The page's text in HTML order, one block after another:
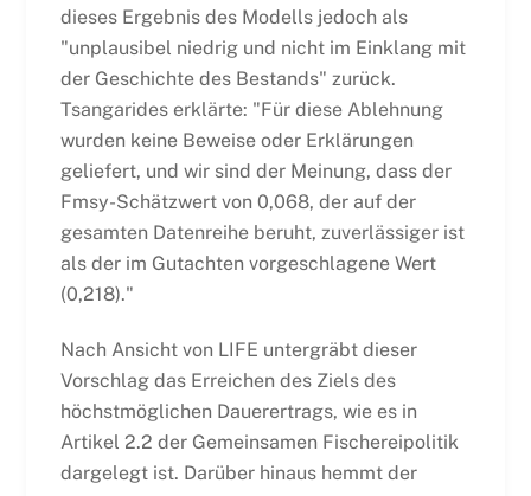
dieses Ergebnis des Modells jedoch als
"unplausibel niedrig und nicht im Einklang mit
der Geschichte des Bestands" zurück.
Tsangarides erklärte: "Für diese Ablehnung
wurden keine Beweise oder Erklärungen
geliefert, und wir sind der Meinung, dass der
Fmsy-Schätzwert von 0,068, der auf der
gesamten Datenreihe beruht, zuverlässiger ist
als der im Gutachten vorgeschlagene Wert
(0,218)."
Nach Ansicht von LIFE untergräbt dieser
Vorschlag das Erreichen des Ziels des
höchstmöglichen Dauerertrags, wie es in
Artikel 2.2 der Gemeinsamen Fischereipolitik
dargelegt ist. Darüber hinaus hemmt der